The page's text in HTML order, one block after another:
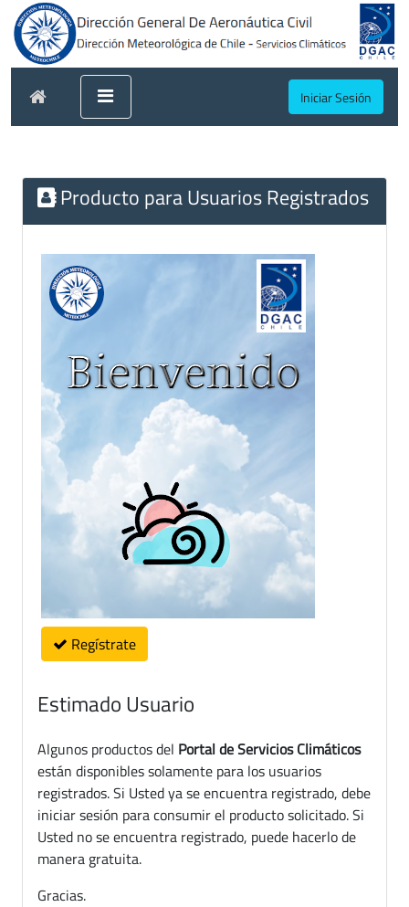
Iniciar Sesión
Producto para Usuarios Registrados
Regístrate
Estimado Usuario
Algunos productos del Portal de Servicios Climáticos
están disponibles solamente para los usuarios
registrados. Si Usted ya se encuentra registrado, debe
iniciar sesión para consumir el producto solicitado. Si
Usted no se encuentra registrado, puede hacerlo de
manera gratuita.
Gracias.